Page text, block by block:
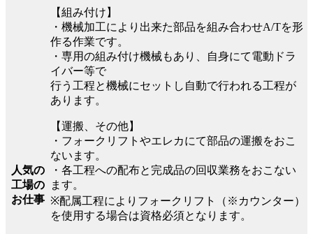
人気の
工場の
お仕事
【組み付け】
・機械加工により出来た部品を組み合わせA/Tを形
作る作業です。
・専用の組み付け機械もあり、自身にて電動ドラ
イバー等で
行う工程と機械にセットし自動で行われる工程が
あります。
【運搬、その他】
・フォークリフトやエレカにて部品の運搬をおこ
ないます。
・各工程への配布と完成品の回収業務をおこない
ます。
※配属工程によりフォークリフト（※カウンター）
を使用する場合は資格必須となります。